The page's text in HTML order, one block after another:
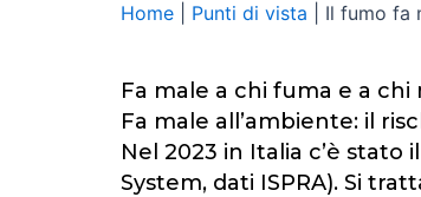
Home Punti di vista Il fumo fa
Fa male a chi fuma e a chi
Fa male all’ambiente: il
Nel 2023 in Italia c’è
System, dati ISPRA). Si